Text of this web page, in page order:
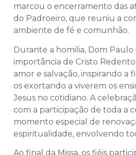
marcou o encerramento das
do Padroeiro, que reuniu a
ambiente de fé e comunhão.
Durante a homilia, Dom Paulo
importância de Cristo
amor e salvação, inspirando a
os exortando a viverem os
Jesus no cotidiano. A
com a participação de toda a
momento especial de
espiritualidade, envolvendo
Ao final da Missa, os fiéis